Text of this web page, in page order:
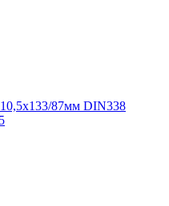
87мм DIN338